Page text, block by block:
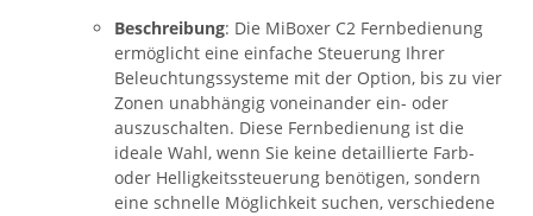
Beschreibung: Die MiBoxer C2 Fernbedienung
ermöglicht eine einfache Steuerung Ihrer
Beleuchtungssysteme mit der Option, bis zu vier
Zonen unabhängig voneinander ein- oder
auszuschalten. Diese Fernbedienung ist die
ideale Wahl, wenn Sie keine detaillierte Farb-
oder Helligkeitssteuerung benötigen, sondern
eine schnelle Möglichkeit suchen, verschiedene